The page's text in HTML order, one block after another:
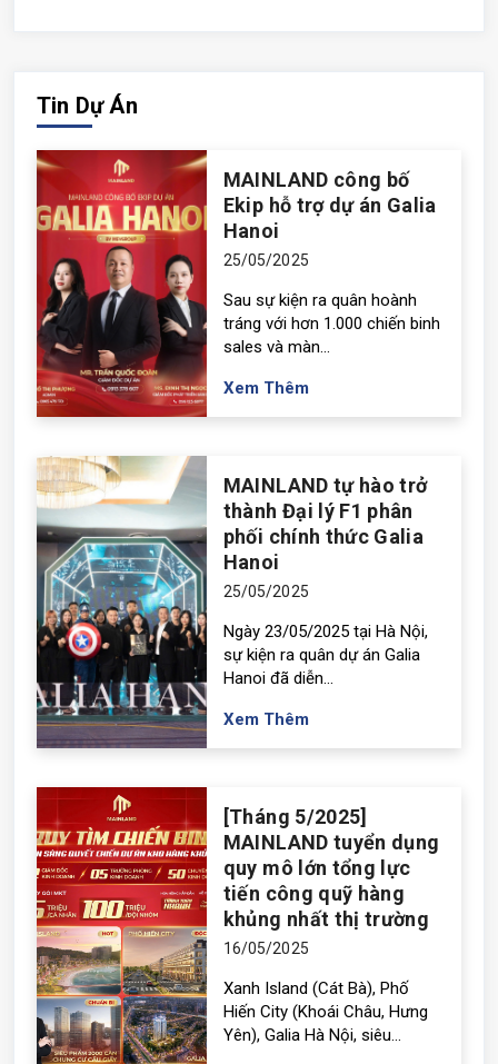
Tin Dự Án
MAINLAND công bố
Ekip hỗ trợ dự án Galia
Hanoi
25/05/2025
Sau sự kiện ra quân hoành
tráng với hơn 1.000 chiến binh
sales và màn...
Xem Thêm
MAINLAND tự hào trở
thành Đại lý F1 phân
phối chính thức Galia
Hanoi
25/05/2025
Ngày 23/05/2025 tại Hà Nội,
sự kiện ra quân dự án Galia
Hanoi đã diễn...
Xem Thêm
[Tháng 5/2025]
MAINLAND tuyển dụng
quy mô lớn tổng lực
tiến công quỹ hàng
khủng nhất thị trường
16/05/2025
Xanh Island (Cát Bà), Phố
Hiến City (Khoái Châu, Hưng
Yên), Galia Hà Nội, siêu...